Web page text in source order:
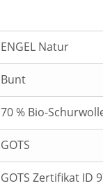
ENGEL Natur
Bunt
70 % Bio-
GOTS
GOTS Zertifikat ID